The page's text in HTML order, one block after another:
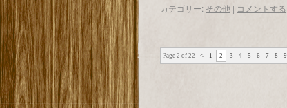
カテゴリー: その他 | コメントする
Page 2 of 22 < 1 2 3 4 5 6 7 8 9